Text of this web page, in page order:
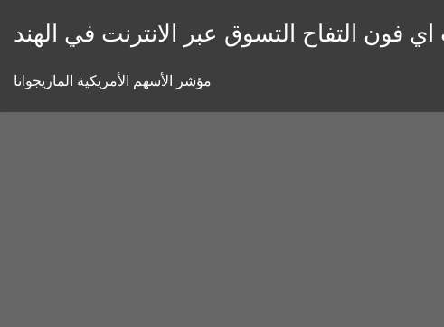
فون التفاح التسوق عبر الانترنت في الهند
مؤشر الأسهم الأمريكية الماريجوانا